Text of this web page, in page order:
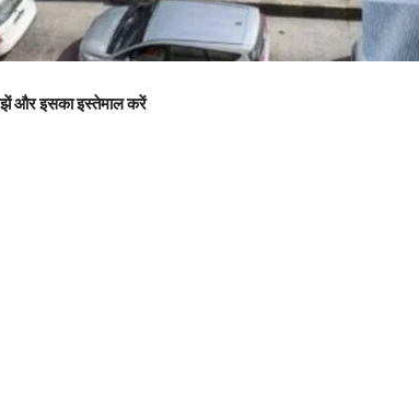
और इसका इस्तेमाल करें